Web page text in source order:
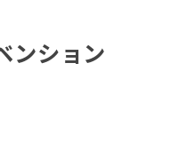
ンション